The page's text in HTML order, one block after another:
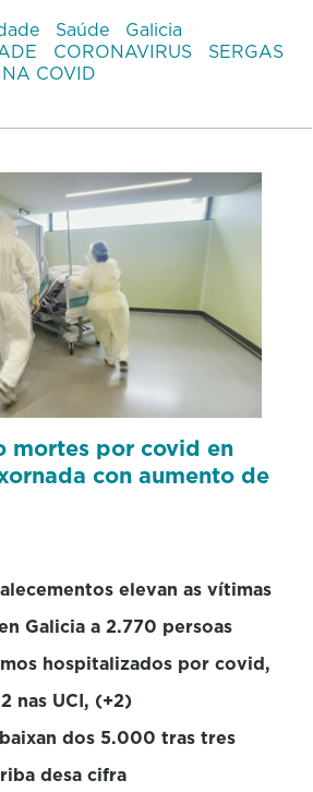
Saúde
Galicia
CORONAVIRUS
SERGAS
COVID
mortes por covid en
con aumento de
elevan as vítimas
Galicia a 2.770 persoas
hospitalizados por covid,
nas UCI, (+2)
dos 5.000 tras tres
desa cifra